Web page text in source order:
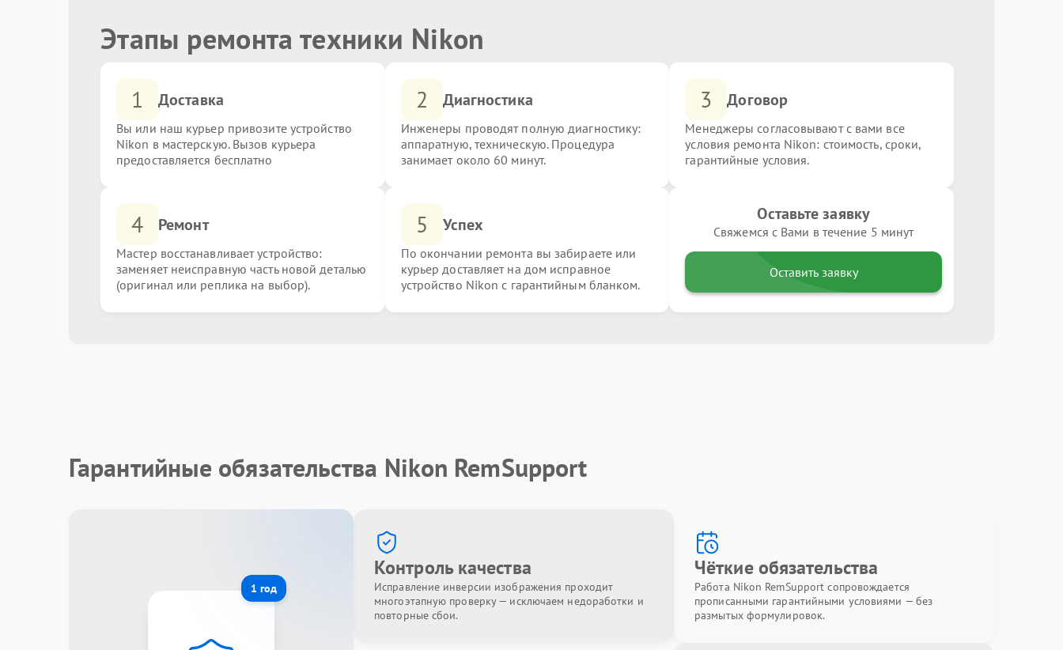
Этапы ремонта техники Nikon
1 Доставка
Вы или наш курьер привозите устройство
Nikon в мастерскую. Вызов курьера
предоставляется бесплатно
2 Диагностика
Инженеры проводят полную диагностику:
аппаратную, техническую. Процедура
занимает около 60 минут.
3 Договор
Менеджеры согласовывают с вами все
условия ремонта Nikon: стоимость, сроки,
гарантийные условия.
4 Ремонт
Мастер восстанавливает устройство:
заменяет неисправную часть новой деталью
(оригинал или реплика на выбор).
5 Успех
По окончании ремонта вы забираете или
курьер доставляет на дом исправное
устройство Nikon с гарантийным бланком.
Оставьте заявку
Свяжемся с Вами в течение 5 минут
Оставить заявку
Гарантийные обязательства Nikon RemSupport
1 год
Контроль качества
Исправление инверсии изображения проходит
многоэтапную проверку — исключаем недоработки и
повторные сбои.
Чёткие обязательства
Работа Nikon RemSupport сопровождается
прописанными гарантийными условиями — без
размытых формулировок.